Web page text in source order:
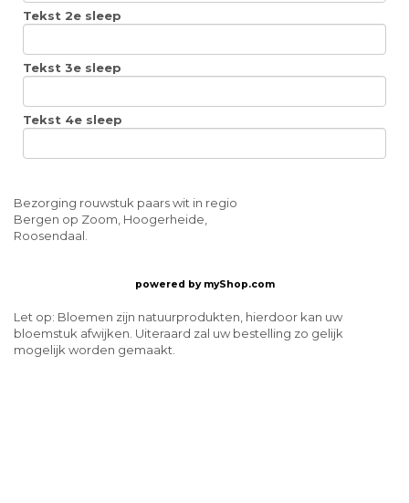
Tekst 2e sleep
Tekst 3e sleep
Tekst 4e sleep
Bezorging rouwstuk paars wit in regio
Bergen op Zoom, Hoogerheide,
Roosendaal.
powered by myShop.com
Let op: Bloemen zijn natuurprodukten, hierdoor kan uw
bloemstuk afwijken. Uiteraard zal uw bestelling zo gelijk
mogelijk worden gemaakt.